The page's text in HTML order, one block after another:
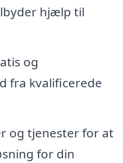
hjælp til
og
fra kvalificerede
og tjenester for at
for din